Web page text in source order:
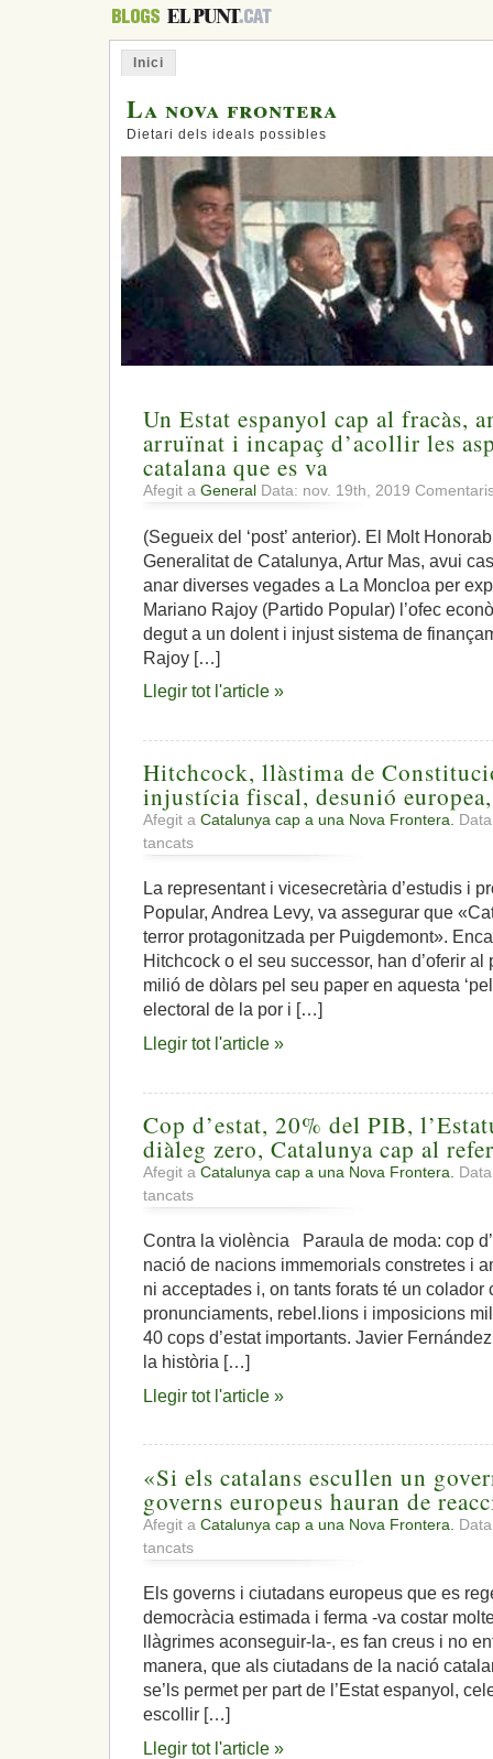
Inici
La nova frontera
Dietari dels ideals possibles
Un Estat espanyol cap al fracàs,
arruïnat i incapaç d’acollir les
catalana que es va
Afegit a General Data: nov. 19th, 2019
(Segueix del ‘post’ anterior). El Molt
Generalitat de Catalunya, Artur Mas, avui
anar diverses vegades a La Moncloa per
Mariano Rajoy (Partido Popular) l’ofec
degut a un dolent i injust sistema de
Rajoy […]
Llegir tot l'article »
Hitchcock, llàstima de
injustícia fiscal, desunió
Afegit a Catalunya cap a una Nova Frontera.
tancats
Hitchcock,
de
Constitucional!,
mediació
zero,
injustícia
fiscal,
desunió
dimissió
La representant i vicesecretària d’estudis i
Popular, Andrea Levy, va assegurar que
terror protagonitzada per Puigdemont».
Hitchcock o el seu successor, han d’oferir
milió de dòlars pel seu paper en aquesta
electoral de la por i […]
Llegir tot l'article »
Cop d’estat, 20% del PIB,
diàleg zero, Catalunya cap al
Afegit a Catalunya cap a una Nova Frontera.
tancats
Cop
20%
del
PIB,
l’Estatut
votat
trossejat,
diàleg
Catalunya
Contra la violència Paraula de moda: cop
nació de nacions immemorials constretes i
ni acceptades i, on tants forats té un colador
pronunciaments, rebel.lions i imposicions
40 cops d’estat importants. Javier
la història […]
Llegir tot l'article »
«Si els catalans escullen un
governs europeus hauran de
Afegit a Catalunya cap a una Nova Frontera.
tancats
«Si
catalans
escullen
un
diferent,
els
governs
hauran
Els governs i ciutadans europeus que es
democràcia estimada i ferma -va costar
llàgrimes aconseguir-la-, es fan creus i no
manera, que als ciutadans de la nació
se’ls permet per part de l’Estat espanyol,
escollir […]
Llegir tot l'article »